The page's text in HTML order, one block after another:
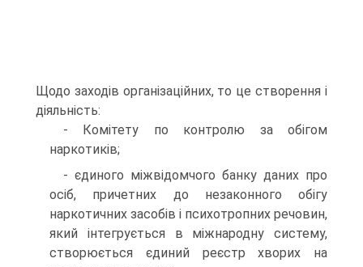
Щодо заходів організаційних, то це створення і
діяльність:
- Комітету по контролю за обігом
наркотиків;
- єдиного міжвідомчого банку даних про
осіб, причетних до незаконного обігу
наркотичних засобів і психотропних речовин,
який інтегрується в міжнародну систему,
створюється єдиний реєстр хворих на